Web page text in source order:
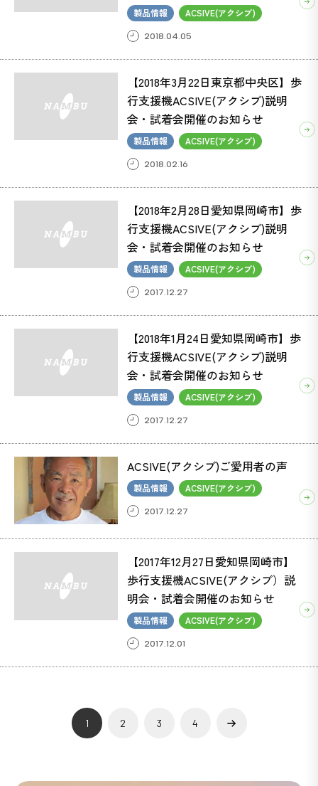
製品情報 ACSIVE(アクシブ)
2018.04.05
【2018年3月22日東京都中央区】歩
行支援機ACSIVE(アクシブ)説明
会・試着会開催のお知らせ
製品情報 ACSIVE(アクシブ)
2018.02.16
【2018年2月28日愛知県岡崎市】歩
行支援機ACSIVE(アクシブ)説明
会・試着会開催のお知らせ
製品情報 ACSIVE(アクシブ)
2017.12.27
【2018年1月24日愛知県岡崎市】歩
行支援機ACSIVE(アクシブ)説明
会・試着会開催のお知らせ
製品情報 ACSIVE(アクシブ)
2017.12.27
ACSIVE(アクシブ)ご愛用者の声
製品情報 ACSIVE(アクシブ)
2017.12.27
【2017年12月27日愛知県岡崎市】
歩行支援機ACSIVE(アクシブ）説
明会・試着会開催のお知らせ
製品情報 ACSIVE(アクシブ)
2017.12.01
1 2 3 4